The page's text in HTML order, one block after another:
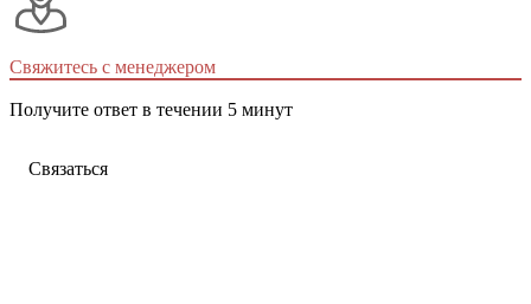
Свяжитесь с менеджером
Получите ответ в течении 5 минут
Связаться